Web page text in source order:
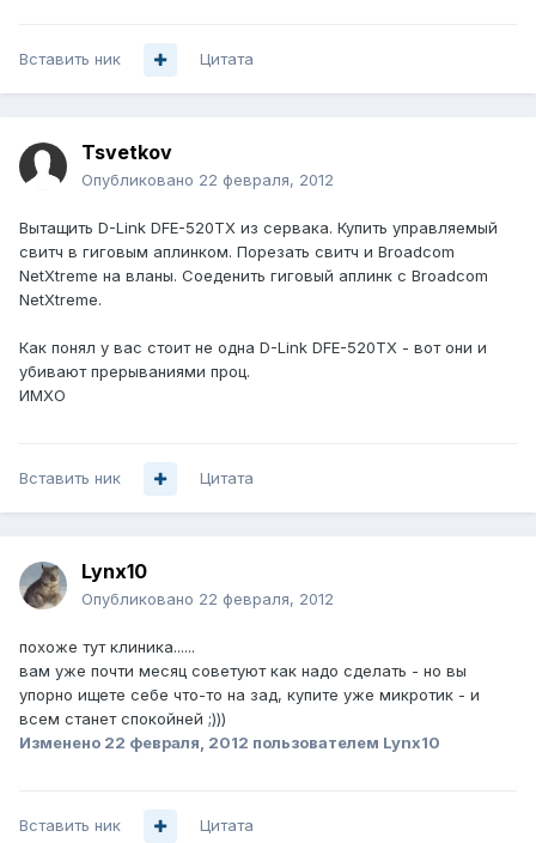
Вставить ник Цитата
Tsvetkov
Опубликовано 22 февраля, 2012
Вытащить D-Link DFE-520TX из сервака. Купить управляемый
свитч в гиговым аплинком. Порезать свитч и Broadcom
NetXtreme на вланы. Соеденить гиговый аплинк с Broadcom
NetXtreme.
Как понял у вас стоит не одна D-Link DFE-520TX - вот они и
убивают прерываниями проц.
ИМХО
Вставить ник Цитата
Lynx10
Опубликовано 22 февраля, 2012
похоже тут клиника......
вам уже почти месяц советуют как надо сделать - но вы
упорно ищете себе что-то на зад, купите уже микротик - и
всем станет спокойней ;)))
Изменено 22 февраля, 2012 пользователем Lynx10
Вставить ник Цитата